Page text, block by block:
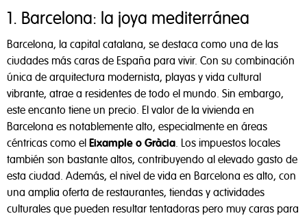
1. Barcelona: la joya mediterránea
Barcelona, la capital catalana, se destaca como una de las
ciudades más caras de España para vivir. Con su combinación
única de arquitectura modernista, playas y vida cultural
vibrante, atrae a residentes de todo el mundo. Sin embargo,
este encanto tiene un precio. El valor de la vivienda en
Barcelona es notablemente alto, especialmente en áreas
céntricas como el Eixample o Gràcia. Los impuestos locales
también son bastante altos, contribuyendo al elevado gasto de
esta ciudad. Además, el nivel de vida en Barcelona es alto, con
una amplia oferta de restaurantes, tiendas y actividades
culturales que pueden resultar tentadoras pero muy caras para